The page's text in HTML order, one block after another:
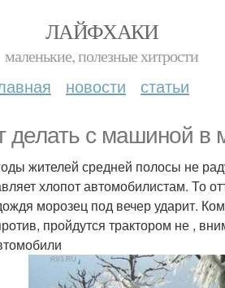
ЛАЙФХАКИ
маленькие, полезные хитрости
новости статьи
делать с машиной в
жителей средней полосы не
хлопот автомобилистам. То
морозец под вечер ударит.
пройдутся трактором не ,